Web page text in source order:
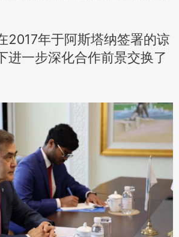
2017年于阿斯塔纳签署的谅
进一步深化合作前景交换了